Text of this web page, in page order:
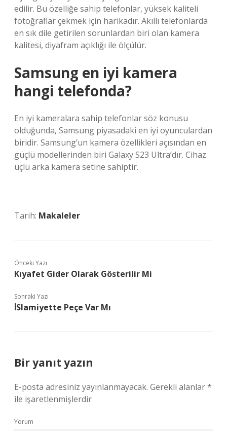
edilir. Bu özelliğe sahip telefonlar, yüksek kaliteli
fotoğraflar çekmek için harikadır. Akıllı telefonlarda
en sık dile getirilen sorunlardan biri olan kamera
kalitesi, diyafram açıklığı ile ölçülür.
Samsung en iyi kamera
hangi telefonda?
En iyi kameralara sahip telefonlar söz konusu
olduğunda, Samsung piyasadaki en iyi oyunculardan
biridir. Samsung’un kamera özellikleri açısından en
güçlü modellerinden biri Galaxy S23 Ultra’dır. Cihaz
üçlü arka kamera setine sahiptir.
Tarih: Makaleler
Önceki Yazı
Kıyafet Gider Olarak Gösterilir Mi
Sonraki Yazı
İSlamiyette Peçe Var Mı
Bir yanıt yazın
E-posta adresiniz yayınlanmayacak. Gerekli alanlar*
ile işaretlenmişlerdir
Yorum